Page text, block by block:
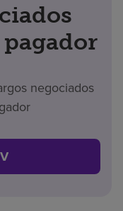
negociados